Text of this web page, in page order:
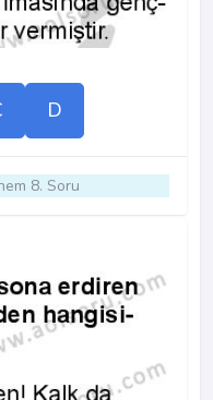
D
8. Soru